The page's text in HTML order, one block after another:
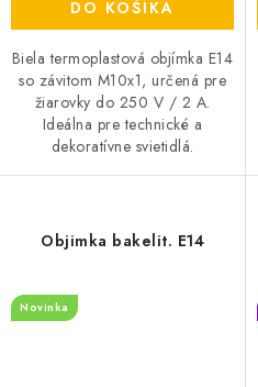
DO KOŠÍKA
Biela termoplastová objímka E14
so závitom M10x1, určená pre
žiarovky do 250 V / 2 A.
Ideálna pre technické a
dekoratívne svietidlá.
Objimka bakelit. E14
Novinka